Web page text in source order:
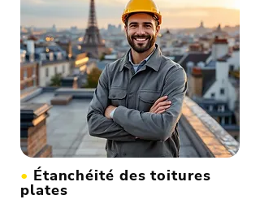
• Étanchéité des toitures
plates